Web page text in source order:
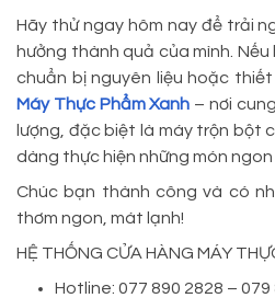
Hãy thử ngay hôm nay để trải
hưởng thành quả của mình.
chuẩn bị nguyên liệu hoặc
Máy Thực Phẩm Xanh – nơi
lượng, đặc biệt là máy trộn bột
dàng thực hiện những món ngon
Chúc bạn thành công và có
thơm ngon, mát lạnh!
HỆ THỐNG CỬA HÀNG MÁY
Hotline: 077 890 2828 – 079